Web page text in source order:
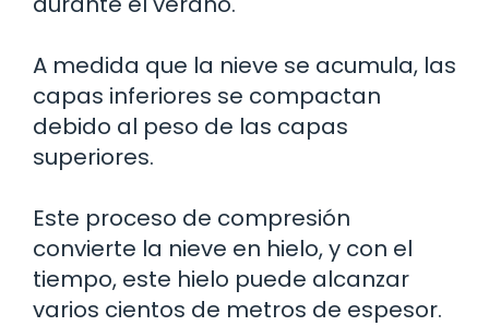
A medida que la nieve se acumula, las
capas inferiores se compactan
debido al peso de las capas
superiores.
Este proceso de compresión
convierte la nieve en hielo, y con el
tiempo, este hielo puede alcanzar
varios cientos de metros de espesor.